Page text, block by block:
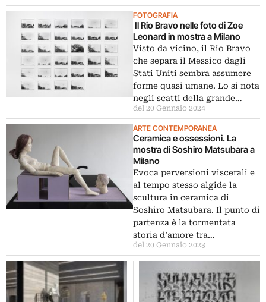
FOTOGRAFIA
Il Rio Bravo nelle foto di Zoe
Leonard in mostra a Milano
Visto da vicino, il Rio Bravo
che separa il Messico dagli
Stati Uniti sembra assumere
forme quasi umane. Lo si nota
negli scatti della grande…
del 20 Gennaio 2024
ARTE CONTEMPORANEA
Ceramica e ossessioni. La
mostra di Soshiro Matsubara a
Milano
Evoca perversioni viscerali e
al tempo stesso algide la
scultura in ceramica di
Soshiro Matsubara. Il punto di
partenza è la tormentata
storia d’amore tra…
del 20 Gennaio 2023